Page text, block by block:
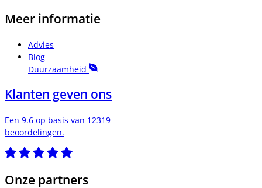
Meer informatie
Advies
Blog
Duurzaamheid
Klanten geven ons
Een 9.6 op basis van 12319
beoordelingen.
Onze partners